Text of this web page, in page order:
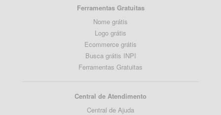
Ferramentas Gratuitas
Nome grátis
Logo grátis
Ecommerce grátis
Busca grátis INPI
Ferramentas Gratuitas
Central de Atendimento
Central de Ajuda